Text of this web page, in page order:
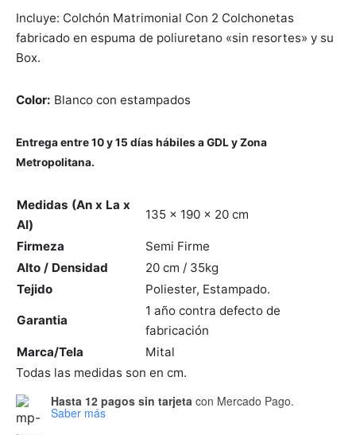
era:
$3,890.00.
Incluye: Colchón Matrimonial Con 2 Colchonetas
fabricado en espuma de poliuretano «sin resortes» y su
Box.
Color: Blanco con estampados
Entrega entre 10y 15 días hábilesa GDL y Zona
Metropolitana.
Medidas (An x La x
Al)
135 x 190 x 20 cm
Firmeza
Semi Firme
Alto / Densidad
20 cm / 35kg
Tejido
Poliester, Estampado.
Garantia
1 año contra defecto de
fabricación
Marca/Tela
Mital
Todas las medidas son en cm.
Hasta 12 pagos sin tarjeta con Mercado Pago.
Saber más
Seat
de Centro
Muebles de Tv
para comedor
para comedor
doble